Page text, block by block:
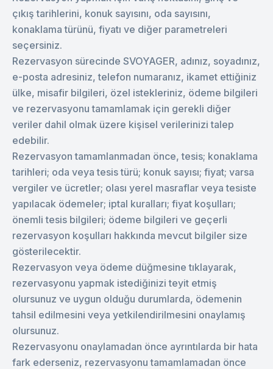
çıkış tarihlerini, konuk sayısını, oda sayısını,
konaklama türünü, fiyatı ve diğer parametreleri
seçersiniz.
Rezervasyon sürecinde SVOYAGER, adınız, soyadınız,
e-posta adresiniz, telefon numaranız, ikamet ettiğiniz
ülke, misafir bilgileri, özel istekleriniz, ödeme bilgileri
ve rezervasyonu tamamlamak için gerekli diğer
veriler dahil olmak üzere kişisel verilerinizi talep
edebilir.
Rezervasyon tamamlanmadan önce, tesis; konaklama
tarihleri; oda veya tesis türü; konuk sayısı; fiyat; varsa
vergiler ve ücretler; olası yerel masraflar veya tesiste
yapılacak ödemeler; iptal kuralları; fiyat koşulları;
önemli tesis bilgileri; ödeme bilgileri ve geçerli
rezervasyon koşulları hakkında mevcut bilgiler size
gösterilecektir.
Rezervasyon veya ödeme düğmesine tıklayarak,
rezervasyonu yapmak istediğinizi teyit etmiş
olursunuz ve uygun olduğu durumlarda, ödemenin
tahsil edilmesini veya yetkilendirilmesini onaylamış
olursunuz.
Rezervasyonu onaylamadan önce ayrıntılarda bir hata
fark ederseniz, rezervasyonu tamamlamadan önce